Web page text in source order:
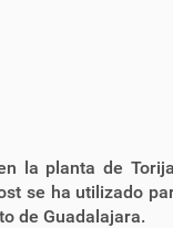
la planta de
se ha utilizado
de Guadalajara.